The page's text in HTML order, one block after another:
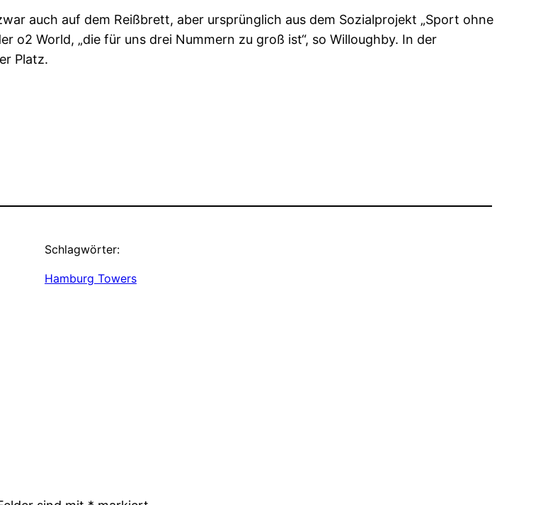
auch auf dem Reißbrett, aber ursprünglich aus dem Sozialprojekt „Sport ohne
o2 World, „die für uns drei Nummern zu groß ist“, so Willoughby. In der
Platz.
Schlagwörter:
Hamburg Towers